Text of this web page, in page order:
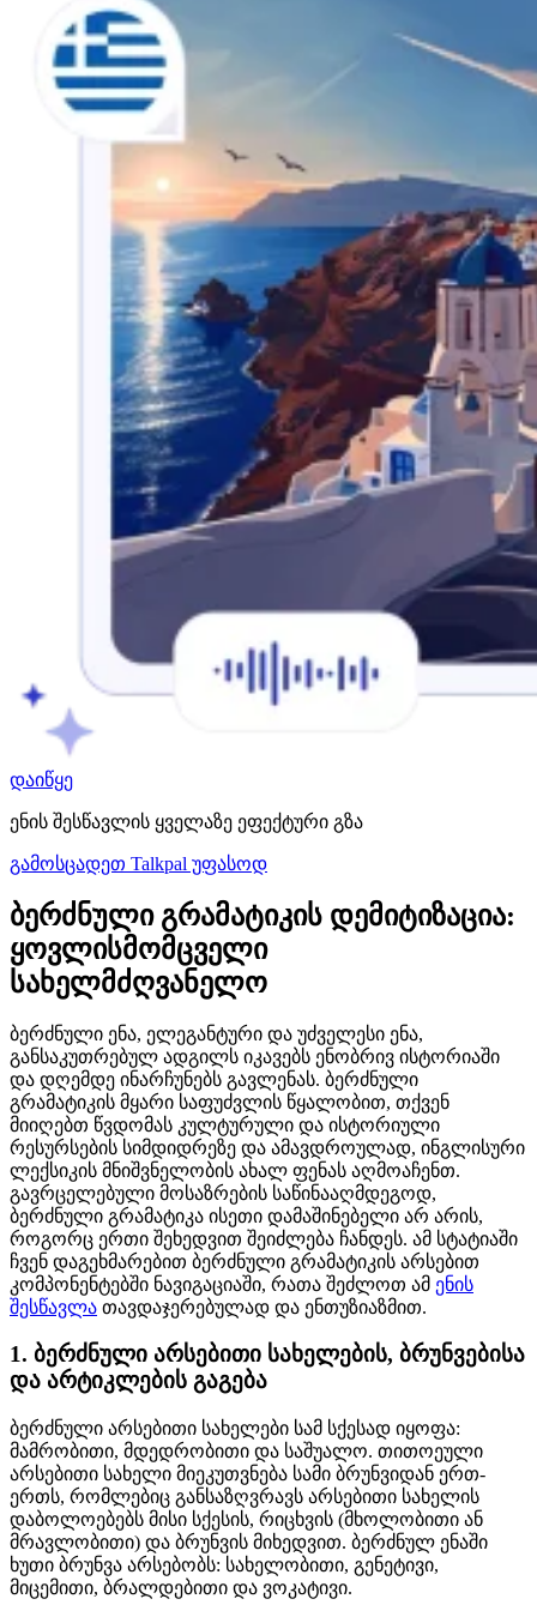
დაიწყე
ენის შესწავლის ყველაზე ეფექტური გზა
გამოსცადეთ Talkpal უფასოდ
ბერძნული გრამატიკის დემიტიზაცია:
ყოვლისმომცველი
სახელმძღვანელო
ბერძნული ენა, ელეგანტური და უძველესი ენა,
განსაკუთრებულ ადგილს იკავებს ენობრივ ისტორიაში
და დღემდე ინარჩუნებს გავლენას. ბერძნული
გრამატიკის მყარი საფუძვლის წყალობით, თქვენ
მიიღებთ წვდომას კულტურული და ისტორიული
რესურსების სიმდიდრეზე და ამავდროულად, ინგლისური
ლექსიკის მნიშვნელობის ახალ ფენას აღმოაჩენთ.
გავრცელებული მოსაზრების საწინააღმდეგოდ,
ბერძნული გრამატიკა ისეთი დამაშინებელი არ არის,
როგორც ერთი შეხედვით შეიძლება ჩანდეს. ამ სტატიაში
ჩვენ დაგეხმარებით ბერძნული გრამატიკის არსებით
კომპონენტებში ნავიგაციაში, რათა შეძლოთ ამ ენის
შესწავლა თავდაჯერებულად და ენთუზიაზმით.
1. ბერძნული არსებითი სახელების, ბრუნვებისა
და არტიკლების გაგება
ბერძნული არსებითი სახელები სამ სქესად იყოფა:
მამრობითი, მდედრობითი და საშუალო. თითოეული
არსებითი სახელი მიეკუთვნება სამი ბრუნვიდან ერთ-
ერთს, რომლებიც განსაზღვრავს არსებითი სახელის
დაბოლოებებს მისი სქესის, რიცხვის (მხოლობითი ან
მრავლობითი) და ბრუნვის მიხედვით. ბერძნულ ენაში
ხუთი ბრუნვა არსებობს: სახელობითი, გენეტივი,
მიცემითი, ბრალდებითი და ვოკატივი.